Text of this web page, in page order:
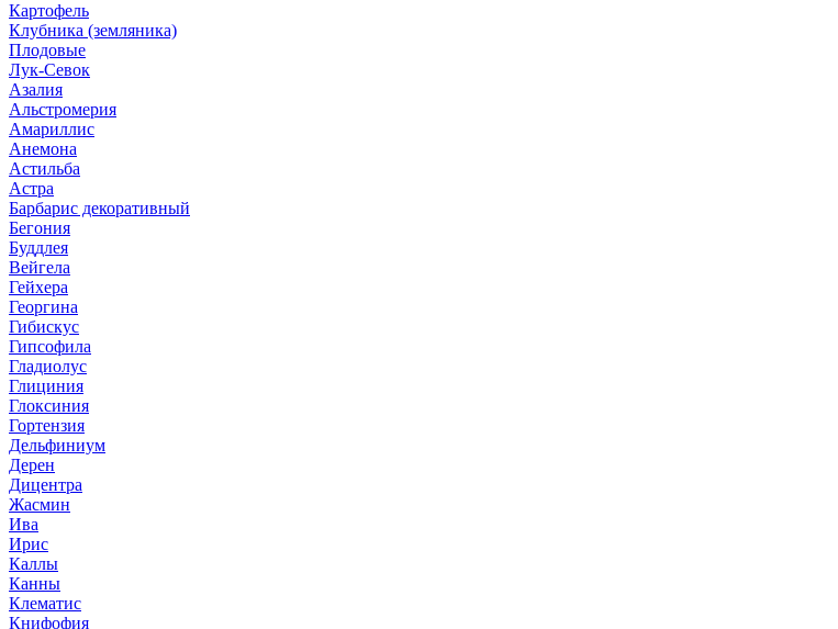
Картофель
Клубника (земляника)
Плодовые
Лук-Севок
Азалия
Альстромерия
Амариллис
Анемона
Астильба
Астра
Барбарис декоративный
Бегония
Буддлея
Вейгела
Гейхера
Георгина
Гибискус
Гипсофила
Гладиолус
Глициния
Глоксиния
Гортензия
Дельфиниум
Дерен
Дицентра
Жасмин
Ива
Ирис
Каллы
Канны
Клематис
Книфофия